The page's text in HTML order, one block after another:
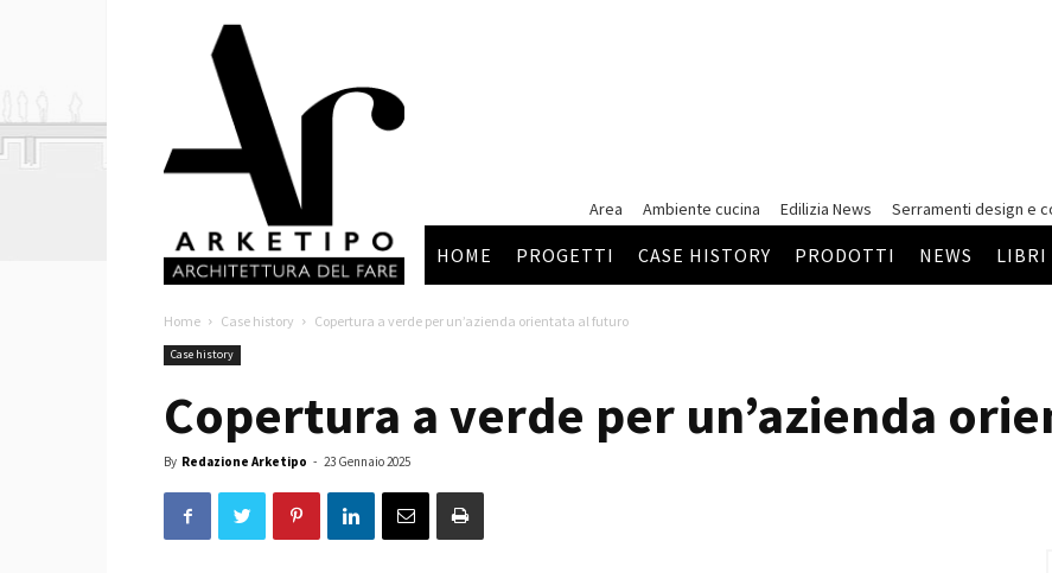
Arketipo
Area
Ambiente cucina Edilizia News Serramenti design e
HOME PROGETTI CASE HISTORY PRODOTTI NEWS LIBRI
Home Case history Copertura a verde per un’azienda orientata al futuro
Case history
Copertura a verde per un’azienda
By Redazione Arketipo - 23 Gennaio 2025